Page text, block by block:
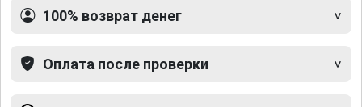
100% возврат денег
Оплата после проверки